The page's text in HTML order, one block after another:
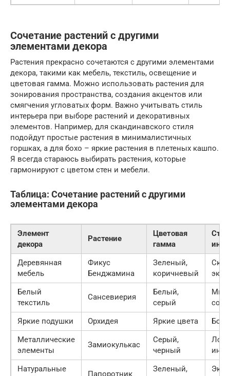
Сочетание растений с другими
элементами декора
Растения прекрасно сочетаются с другими элементами
декора, такими как мебель, текстиль, освещение и
цветовая гамма. Можно использовать растения для
зонирования пространства, создания акцентов или
смягчения угловатых форм. Важно учитывать стиль
интерьера при выборе растений и декоративных
элементов. Например, для скандинавского стиля
подойдут простые растения в минималистичных
горшках, а для бохо – яркие растения в плетеных кашпо.
Я всегда стараюсь выбирать растения, которые
гармонируют с цветом стен и мебели.
Таблица: Сочетание растений с другими
элементами декора
Элемент
декора
Растение
Цветовая
гамма
Деревянная
мебель
Фикус
Бенджамина
Зеленый,
коричневый
эко-
Белый
текстиль
Сансевиерия
Белый,
серый
Яркие подушки
Орхидея Яркие цвета
Металлические
элементы
Замиокулькас
Серый,
черный
Натуральные
Папоротник
Зеленый,
Эко-